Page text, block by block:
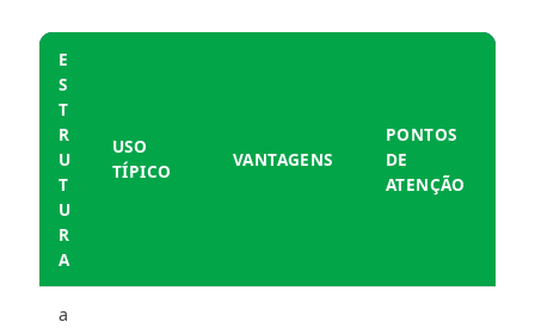
E
S
T
R
U
T
U
R
A
USO
TÍPICO
VANTAGENS
PONTOS
DE
ATENÇÃO
a